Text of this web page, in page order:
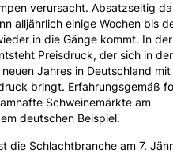
verursacht. Absatzseitig
alljährlich einige Wochen bis
in die Gänge kommt. In der
Preisdruck, der sich in
Jahres in Deutschland mit
bringt. Erfahrungsgemäß
Schweinemärkte am
deutschen Beispiel.
die Schlachtbranche am 7.